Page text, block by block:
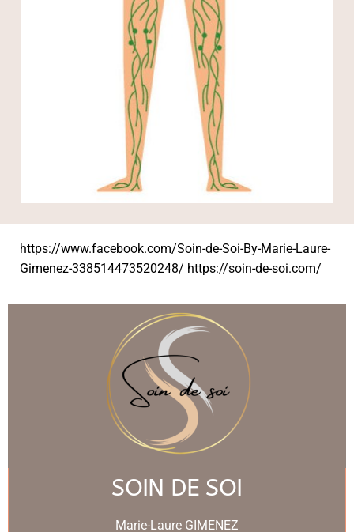
https://www.facebook.com/Soin-de-Soi-By-Marie-Laure-
Gimenez-338514473520248/ https://soin-de-soi.com/
SOIN DE SOI
Marie-Laure GIMENEZ